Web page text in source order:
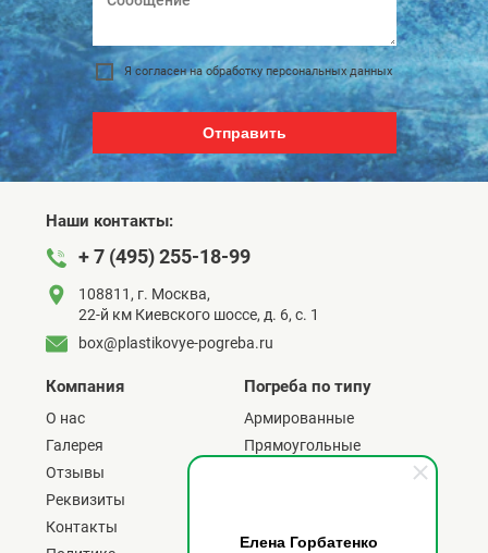
Елена Горбатенко
Я согласен на обработку персональных данных
Отправить
Наши контакты:
+ 7 (495) 255-18-99
108811, г. Москва,
22-й км Киевского шоссе, д. 6, с. 1
box@plastikovye-pogreba.ru
Компания
О нас
Галерея
Отзывы
Реквизиты
Контакты
Погреба по типу
Армированные
Прямоугольные